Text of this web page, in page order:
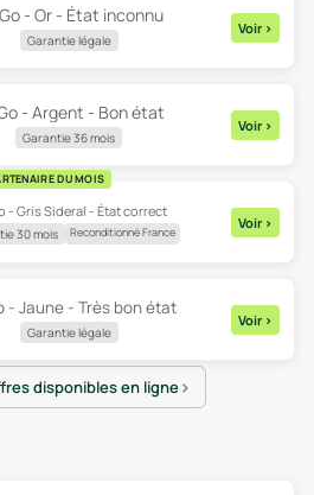
- Or - État inconnu
Garantie légale
Voir >
- Argent - Bon état
Garantie 36 mois
Voir >
DU MOIS
- Gris Sideral - État correct
30 mois Reconditionné France
Voir >
- Jaune - Très bon état
Garantie légale
Voir >
disponibles en ligne